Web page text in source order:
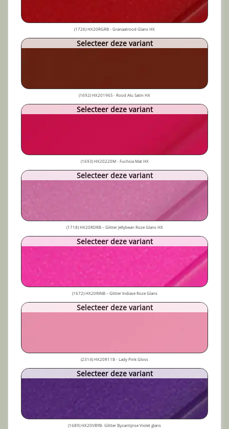
(1726) HX20RGRB - Granaatrood Glans HX
Selecteer deze variant
(1692) HX20196S - Rood Alu Satin HX
Selecteer deze variant
(1693) HX20220M - Fuchsia Mat HX
Selecteer deze variant
(1718) HX20RDRB – Glitter Jellybean Roze Glans HX
Selecteer deze variant
(1672) HX20RINB – Glitter Indiase Roze Glans
Selecteer deze variant
(2314) HX20R11B - Lady Pink Gloss
Selecteer deze variant
(1689) HX20VBYB- Glitter Byzantijnse Violet glans